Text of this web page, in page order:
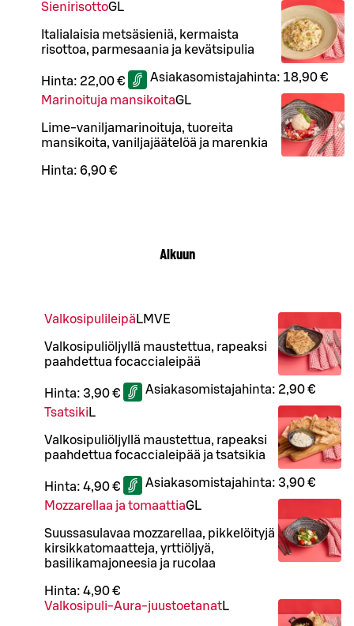
SienirisottoGL
Italialaisia metsäsieniä, kermaista
risottoa, parmesaania ja kevätsipulia
Hinta: 22,00 € Asiakasomistajahinta: 18,90 €
Marinoituja mansikoitaGL
Lime-vaniljamarinoituja, tuoreita
mansikoita, vaniljajäätelöä ja marenkia
Hinta: 6,90 €
Alkuun
Valkosipulileipä LMVE
Valkosipuliöljyllä maustettua, rapeaksi
paahdettua focaccialeipää
Hinta: 3,90 € Asiakasomistajahinta: 2,90 €
Tsatsiki L
Valkosipuliöljyllä maustettua, rapeaksi
paahdettua focaccialeipää ja tsatsikia
Hinta: 4,90 € Asiakasomistajahinta: 3,90 €
Mozzarellaa ja tomaattiaGL
Suussasulavaa mozzarellaa, pikkelöityjä
kirsikkatomaatteja, yrttiöljyä,
basilikamajoneesia ja rucolaa
Hinta: 4,90 €
Valkosipuli-Aura-juustoetanatL